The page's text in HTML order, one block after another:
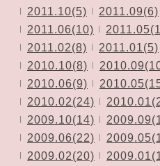
2011.10(5)
2011.09(6)
2011.06(10)
2011.02(8)
2011.01(5)
2010.10(8)
2010.06(9)
2010.02(24)
2009.10(14)
2009.06(22)
2009.02(20)